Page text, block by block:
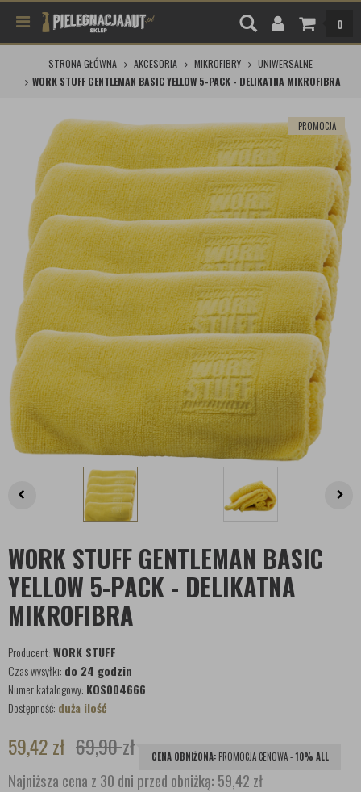
0
STRONA GŁÓWNA AKCESORIA MIKROFIBRY
UNIWERSALNE
WORK STUFF GENTLEMAN BASIC YELLOW 5-PACK - DELIKATNA MIKROFIBRA
PROMOCJA
WORK STUFF GENTLEMAN BASIC
YELLOW 5-PACK - DELIKATNA
MIKROFIBRA
Producent:WORK STUFF
Czas wysyłki: do 24 godzin
Numer katalogowy: KOS004666
Dostępność: duża ilość
59,42zł 69,90zł CENA OBNIŻONA: PROMOCJA CENOWA -10% ALL
Najniższa cena z 30 dni przed obniżką:59,42 zł